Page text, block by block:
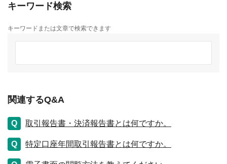
キーワード検索
キーワードまたは文章で検索できます
関連するQ&A
取引報告書・決済報告書とは何ですか。
特定口座年間取引報告書とは何ですか。